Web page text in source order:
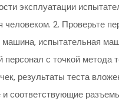
эксплуатации
2. Проверьте
испытательная
с точкой метода
результаты теста
соответствующие